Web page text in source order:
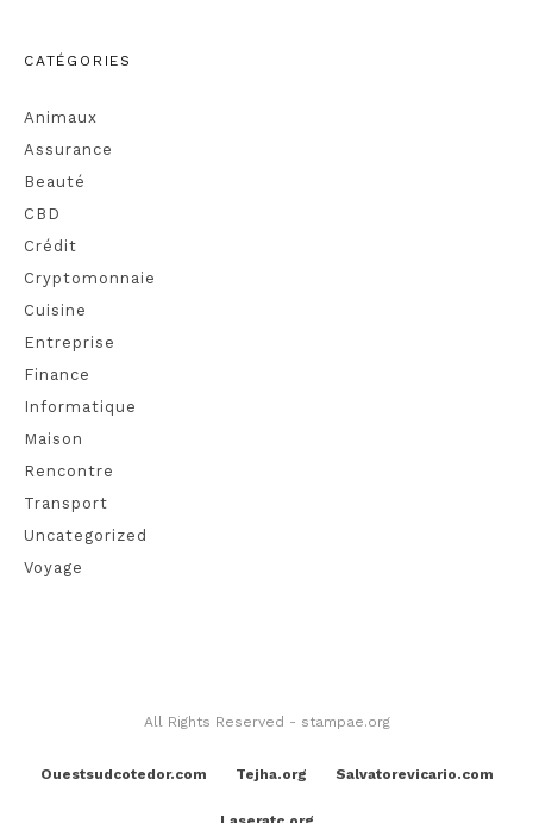
CATÉGORIES
Animaux
Assurance
Beauté
CBD
Crédit
Cryptomonnaie
Cuisine
Entreprise
Finance
Informatique
Maison
Rencontre
Transport
Uncategorized
Voyage
All Rights Reserved - stampae.org
Ouestsudcotedor.com Tejha.org Salvatorevicario.com